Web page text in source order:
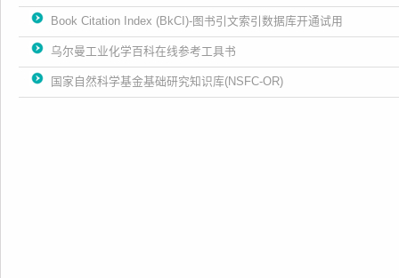
Book Citation Index (BkCI)-图书引文索引数据库开通试用
乌尔曼工业化学百科在线参考工具书
国家自然科学基金基础研究知识库(NSFC-OR)